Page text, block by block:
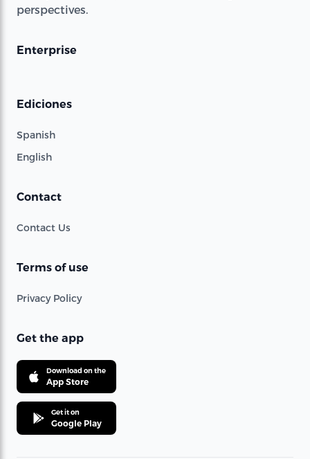
perspectives.
Enterprise
Ediciones
Spanish
English
Contact
Contact Us
Terms of use
Privacy Policy
Get the app
Download on the
App Store
Get it on
Google Play